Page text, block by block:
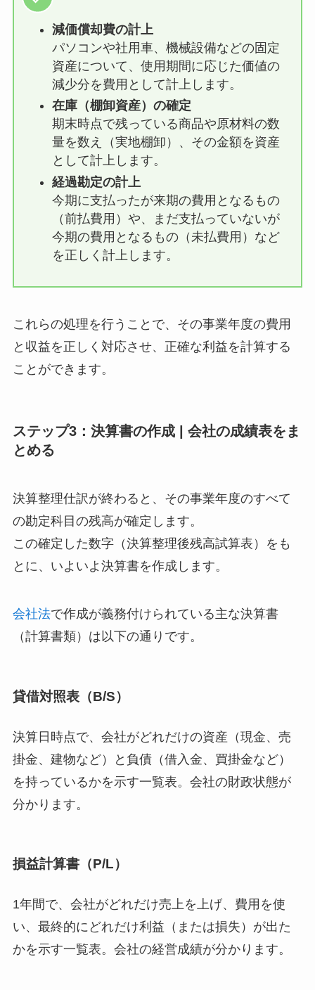
減価償却費の計上
パソコンや社用車、機械設備などの固定
資産について、使用期間に応じた価値の
減少分を費用として計上します。
在庫（棚卸資産）の確定
期末時点で残っている商品や原材料の数
量を数え（実地棚卸）、その金額を資産
として計上します。
経過勘定の計上
今期に支払ったが来期の費用となるもの
（前払費用）や、まだ支払っていないが
今期の費用となるもの（未払費用）など
を正しく計上します。
これらの処理を行うことで、その事業年度の費用
と収益を正しく対応させ、正確な利益を計算する
ことができます。
ステップ3：決算書の作成 | 会社の成績表をま
とめる
決算整理仕訳が終わると、その事業年度のすべて
の勘定科目の残高が確定します。
この確定した数字（決算整理後残高試算表）をも
とに、いよいよ決算書を作成します。
会社法で作成が義務付けられている主な決算書
（計算書類）は以下の通りです。
貸借対照表（B/S）
決算日時点で、会社がどれだけの資産（現金、売
掛金、建物など）と負債（借入金、買掛金など）
を持っているかを示す一覧表。会社の財政状態が
分かります。
損益計算書（P/L）
1年間で、会社がどれだけ売上を上げ、費用を使
い、最終的にどれだけ利益（または損失）が出た
かを示す一覧表。会社の経営成績が分かります。